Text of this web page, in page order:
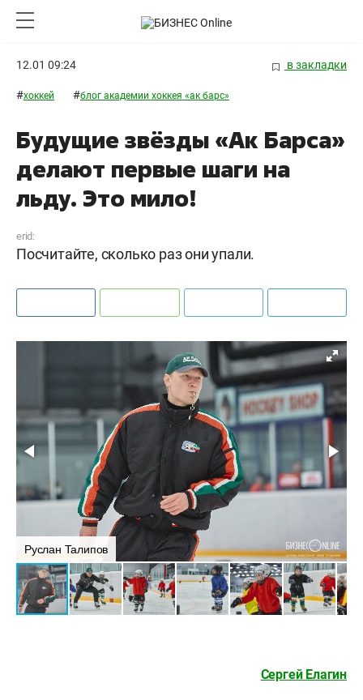
12.01 09:24 в закладки
#хоккей #блог академии хоккея «ак барс»
Будущие звёзды «Ак Барса»
делают первые шаги на
льду. Это мило!
erid:
Посчитайте, сколько раз они упали.
Руслан Талипов
Сергей Елагин